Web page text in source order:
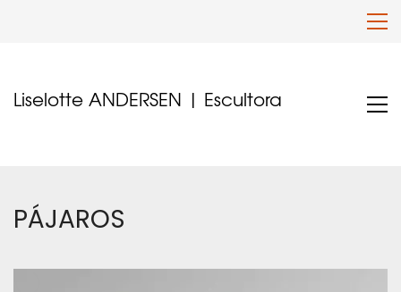
Liselotte ANDERSEN | Escultora
PÁJAROS